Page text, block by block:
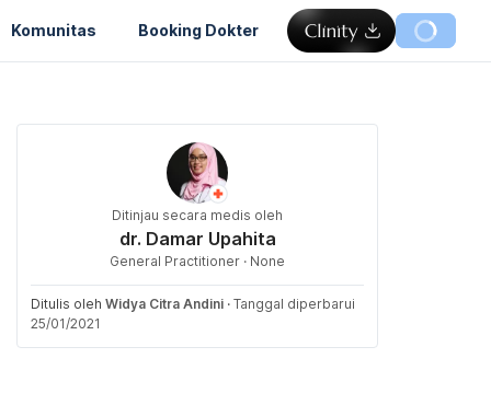
Komunitas Booking Dokter
Ditinjau secara medis oleh
dr. Damar Upahita
General Practitioner · None
Ditulis oleh Widya Citra Andini · Tanggal diperbarui
25/01/2021